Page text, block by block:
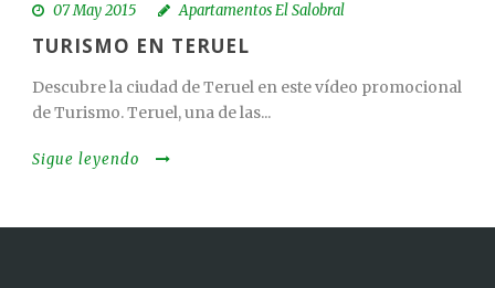
07 May 2015 Apartamentos El Salobral
TURISMO EN TERUEL
Descubre la ciudad de Teruel en este vídeo promocional
de Turismo. Teruel, una de las...
Sigue leyendo